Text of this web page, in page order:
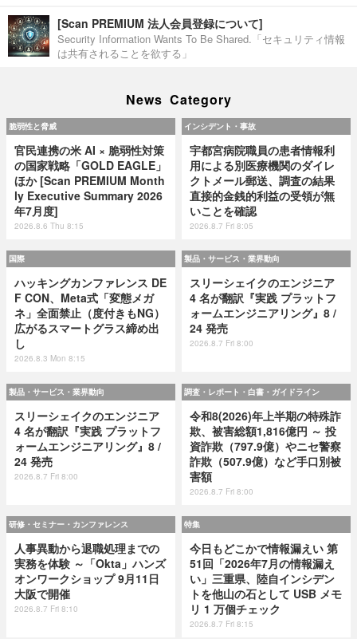
[Scan PREMIUM 法人会員登録について]
Security Information Wants To Be Shared.「セキュリティ情報
は共有されることを欲する」
News Category
脆弱性と脅威
官民連携の米 AI × 脆弱性対策
の国家戦略「GOLD EAGLE」
ほか [Scan PREMIUM Month
ly Executive Summary 2026
年7月度]
2026.8.6 Thu 8:15
インシデント・事故
宇都宮病院職員の患者情報利
用による別医療機関のダイレ
クトメール郵送、調査の結果
直接的金銭的利益の受領が無
いことを確認
2026.8.7 Fri 8:05
国際
ハッキングカンファレンス DE
F CON、Meta式「変態メガ
ネ」全面禁止（度付きもNG）
広がるスマートグラス締め出
し
2026.8.3 Mon 8:15
製品・サービス・業界動向
スリーシェイクのエンジニア
4 名が翻訳『実践 プラットフ
ォームエンジニアリング』8 /
24 発売
2026.8.7 Fri 8:00
製品・サービス・業界動向
スリーシェイクのエンジニア
4 名が翻訳『実践 プラットフ
ォームエンジニアリング』8 /
24 発売
2026.8.7 Fri 8:00
調査・レポート・白書・ガイドライン
令和8(2026)年上半期の特殊詐
欺、被害総額1,816億円 ～ 投
資詐欺（797.9億）やニセ警察
詐欺（507.9億）など手口別被
害額
2026.8.7 Fri 8:00
研修・セミナー・カンファレンス
人事異動から退職処理までの
実務を体験 ～「Okta」ハンズ
オンワークショップ 9月11日
大阪で開催
2026.8.7 Fri 8:10
特集
今日もどこかで情報漏えい 第
51回「2026年7月の情報漏え
い」三重県、陸自インシデン
トを他山の石として USB メモ
リ 1 万個チェック
2026.8.7 Fri 8:15